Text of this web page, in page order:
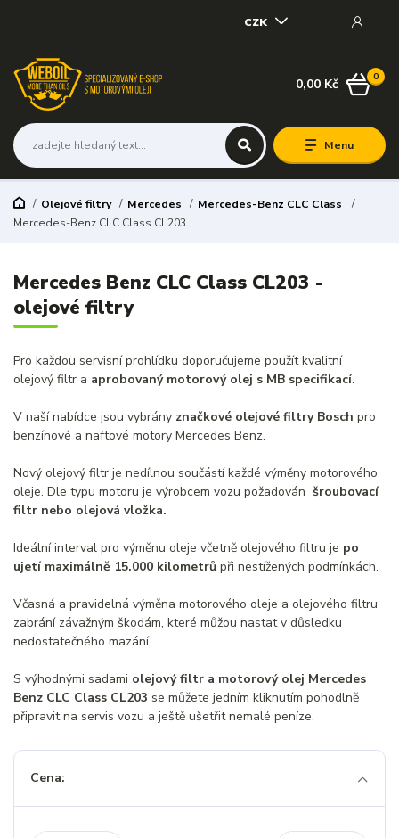
Menu
CZK
0
0,00 Kč
Olejové filtry Mercedes
Mercedes-Benz CLC Class
Mercedes-Benz CLC Class CL203
Mercedes Benz CLC Class CL203 -
olejové filtry
Pro každou servisní prohlídku doporučujeme použít kvalitní
olejový filtr a aprobovaný motorový olej s MB specifikací.
V naší nabídce jsou vybrány značkové olejové filtry Bosch pro
benzínové a naftové motory Mercedes Benz.
Nový olejový filtr je nedílnou součástí každé výměny motorového
oleje. Dle typu motoru je výrobcem vozu požadován šroubovací
filtr nebo olejová vložka.
Ideální interval pro výměnu oleje včetně olejového filtru je po
ujetí maximálně 15.000 kilometrů při nestížených podmínkách.
Včasná a pravidelná výměna motorového oleje a olejového filtru
zabrání závažným škodám, které můžou nastat v důsledku
nedostatečného mazání.
S výhodnými sadami olejový filtr a motorový olej Mercedes
Benz CLC Class CL203 se můžete jedním kliknutím pohodlně
připravit na servis vozu a ještě ušetřit nemalé peníze.
Cena: